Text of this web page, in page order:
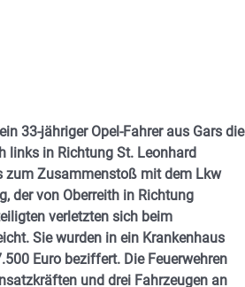
33-jähriger Opel-Fahrer aus Gars die
links in Richtung St. Leonhard
zum Zusammenstoß mit dem Lkw
der von Oberreith in Richtung
verletzten sich beim
Sie wurden in ein Krankenhaus
Euro beziffert. Die Feuerwehren
und drei Fahrzeugen an